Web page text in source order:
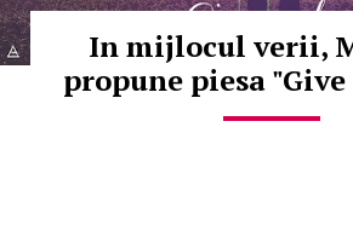
In mijlocul verii,
propune piesa "Give